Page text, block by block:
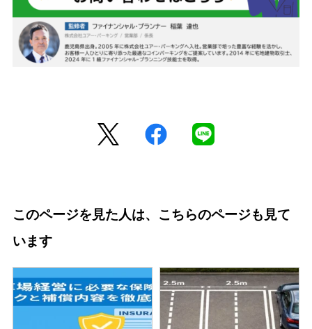
このページを見た人は、こちらのページも見て
います